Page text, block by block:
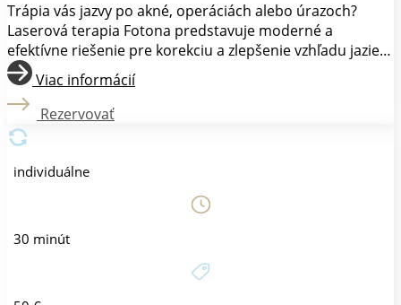
Trápia vás jazvy po akné, operáciách alebo úrazoch?
Laserová terapia Fotona predstavuje moderné a
efektívne riešenie pre korekciu a zlepšenie vzhľadu jaziev
rôzneho typu. Ošetrenie jazvy laserom Fotona je
ambulantný zákrok, ktorý využíva cielené pôsobenie
laserového lúča na postihnuté tkanivo. Laser stimuluje
tvorbu kolagénu a elastínu, čo vedie k regenerácii
pokožky a redukcii jazvy. Zákrok je zvyčajne dobre
tolerovaný a nevyžaduje dlhú rekonvalescenciu.
Viac informácií
Rezervovať
individuálne
30 minút